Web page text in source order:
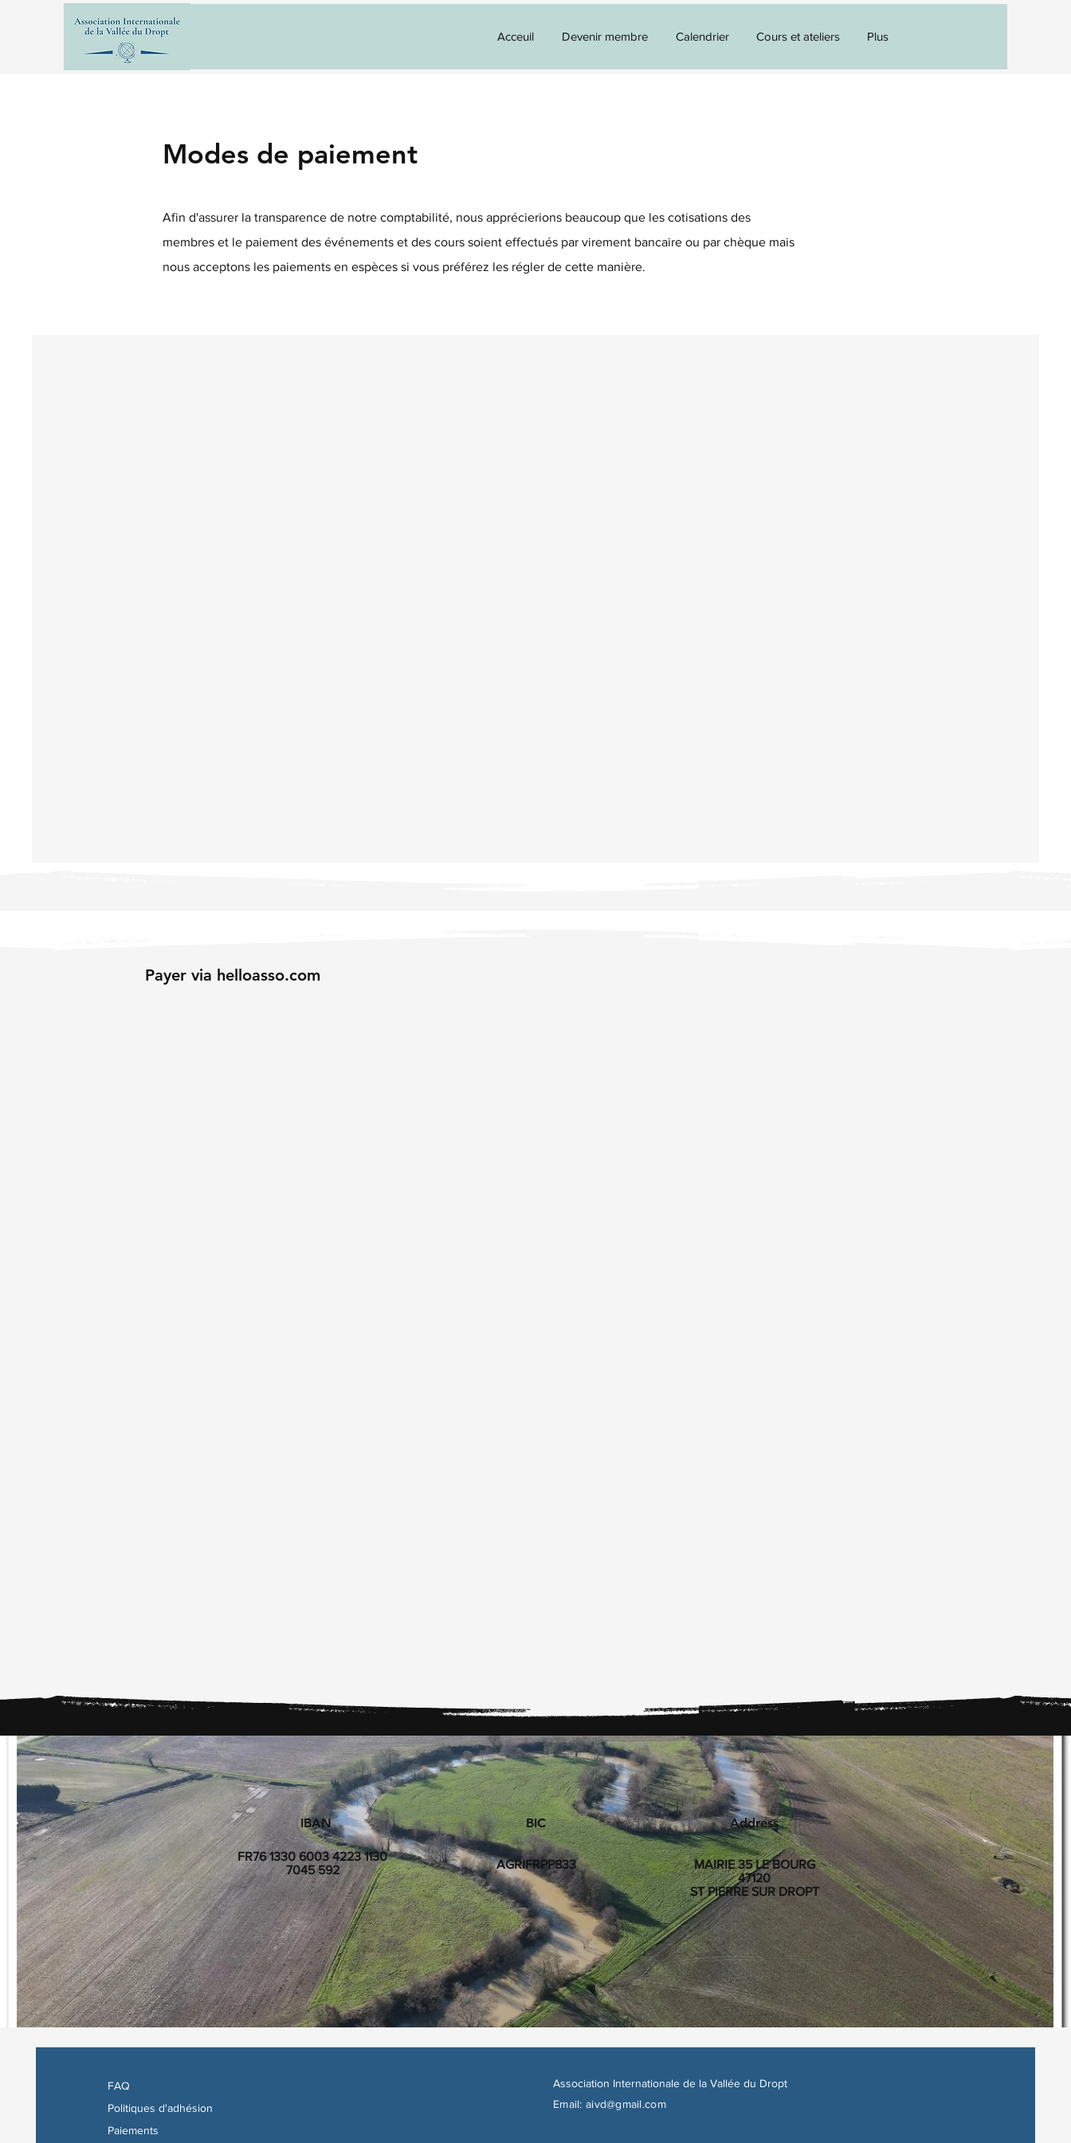
Acceuil Devenir membre Calendrier Cours et ateliers Plus
Modes de paiement
Afin d'assurer la transparence de notre comptabilité, nous apprécierions beaucoup que les cotisations des
membres et le paiement des événements et des cours soient effectués par virement bancaire ou par chèque mais
nous acceptons les paiements en espèces si vous préférez les régler de cette manière.
Payer via helloasso.com
IBAN
FR76 1330 6003 4223 1130
7045 592
BIC
AGRIFRPP833
Address
MAIRIE 35 LE BOURG
47120
ST PIERRE SUR DROPT
FAQ
Politiques d'adhésion
Paiements
Association Internationale de la Vallée du Dropt
Email: aivd@gmail.com